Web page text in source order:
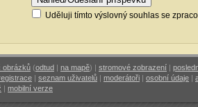
Uděluji tímto výslovný souhlas se
obrázků (odtud | na mapě) | stromové zobrazení |
| seznam uživatelů | moderátoři | osobní údaje |
| mobilní verze